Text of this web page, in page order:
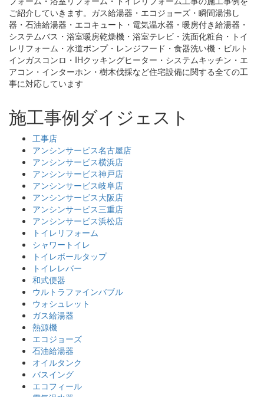
ご紹介していきます。ガス給湯器・エコジョーズ・瞬間湯沸し
器・石油給湯器・エコキュート・電気温水器・暖房付き給湯器・
システムバス・浴室暖房乾燥機・浴室テレビ・洗面化粧台・トイ
レリフォーム・水道ポンプ・レンジフード・食器洗い機・ビルト
インガスコンロ・IHクッキングヒーター・システムキッチン・エ
アコン・インターホン・樹木伐採など住宅設備に関する全ての工
事に対応しています
施工事例ダイジェスト
工事店
アンシンサービス名古屋店
アンシンサービス横浜店
アンシンサービス神戸店
アンシンサービス岐阜店
アンシンサービス大阪店
アンシンサービス三重店
アンシンサービス浜松店
トイレリフォーム
シャワートイレ
トイレボールタップ
トイレレバー
和式便器
ウルトラファインバブル
ウォシュレット
ガス給湯器
熱源機
エコジョーズ
石油給湯器
オイルタンク
バスイング
エコフィール